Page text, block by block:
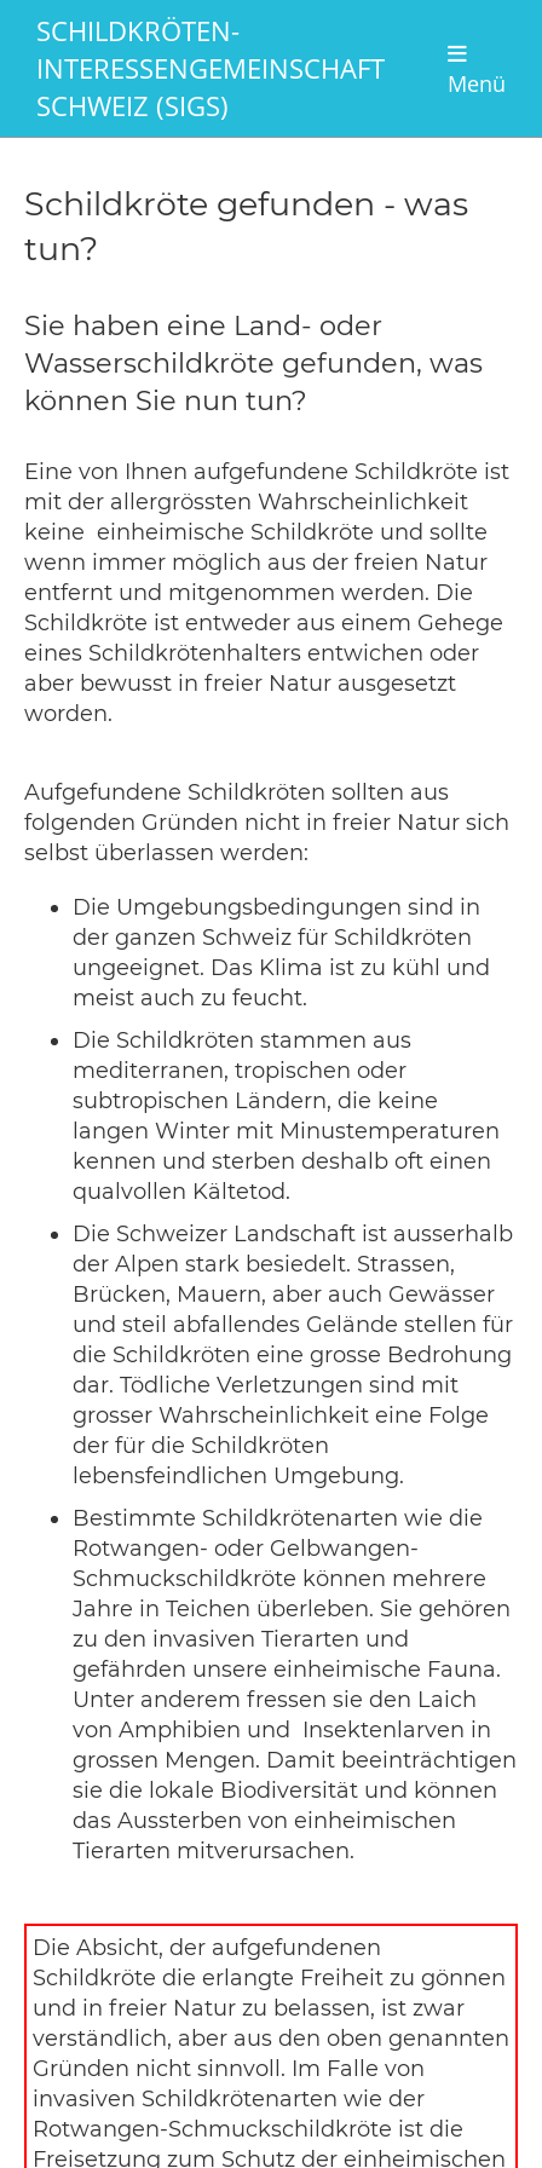
SCHILDKRÖTEN-
INTERESSENGEMEINSCHAFT
SCHWEIZ (SIGS)
Menü
Schildkröte gefunden - was
tun?
Sie haben eine Land- oder
Wasserschildkröte gefunden, was
können Sie nun tun?
Eine von Ihnen aufgefundene Schildkröte ist
mit der allergrössten Wahrscheinlichkeit
keine einheimische Schildkröte und sollte
wenn immer möglich aus der freien Natur
entfernt und mitgenommen werden. Die
Schildkröte ist entweder aus einem Gehege
eines Schildkrötenhalters entwichen oder
aber bewusst in freier Natur ausgesetzt
worden.
Aufgefundene Schildkröten sollten aus
folgenden Gründen nicht in freier Natur sich
selbst überlassen werden:
Die Umgebungsbedingungen sind in
der ganzen Schweiz für Schildkröten
ungeeignet. Das Klima ist zu kühl und
meist auch zu feucht.
Die Schildkröten stammen aus
mediterranen, tropischen oder
subtropischen Ländern, die keine
langen Winter mit Minustemperaturen
kennen und sterben deshalb oft einen
qualvollen Kältetod.
Die Schweizer Landschaft ist ausserhalb
der Alpen stark besiedelt. Strassen,
Brücken, Mauern, aber auch Gewässer
und steil abfallendes Gelände stellen für
die Schildkröten eine grosse Bedrohung
dar. Tödliche Verletzungen sind mit
grosser Wahrscheinlichkeit eine Folge
der für die Schildkröten
lebensfeindlichen Umgebung.
Bestimmte Schildkrötenarten wie die
Rotwangen- oder Gelbwangen-
Schmuckschildkröte können mehrere
Jahre in Teichen überleben. Sie gehören
zu den invasiven Tierarten und
gefährden unsere einheimische Fauna.
Unter anderem fressen sie den Laich
von Amphibien und Insektenlarven in
grossen Mengen. Damit beeinträchtigen
sie die lokale Biodiversität und können
das Aussterben von einheimischen
Tierarten mitverursachen.
Die Absicht, der aufgefundenen
Schildkröte die erlangte Freiheit zu gönnen
und in freier Natur zu belassen, ist zwar
verständlich, aber aus den oben genannten
Gründen nicht sinnvoll. Im Falle von
invasiven Schildkrötenarten wie der
Rotwangen-Schmuckschildkröte ist die
Freisetzung zum Schutz der einheimischen